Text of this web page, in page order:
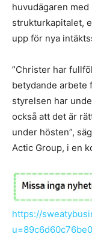
huvudägaren
strukturkapitalet,
upp för nya
”Christer har
betydande arbete
styrelsen har
också att det är
under hösten”,
Actic Group, i en
https://